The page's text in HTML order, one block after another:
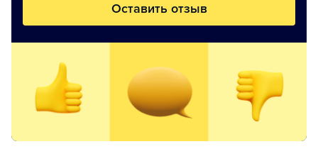
Оставить отзыв